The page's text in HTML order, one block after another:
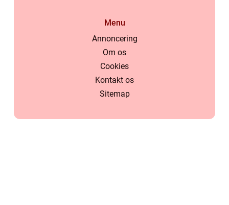
Menu
Annoncering
Om os
Cookies
Kontakt os
Sitemap